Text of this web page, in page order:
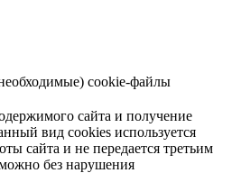
cookie-файлы
сайта и получение
вид cookies используется
сайта и не передается третьим
без нарушения